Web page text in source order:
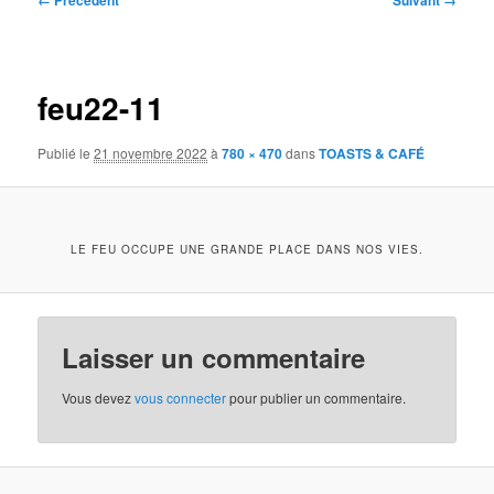
feu22-11
Publié le21 novembre 2022 à780 × 470dansTOASTS & CAFÉ
LE FEU OCCUPE UNE GRANDE PLACE DANS NOS VIES.
Laisser un commentaire
Vous devezvous connecterpour publier un commentaire.